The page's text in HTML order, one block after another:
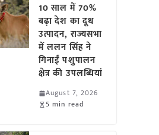
10 साल में 70%
बढ़ा देश का दूध
उत्पादन, राज्यसभा
में ललन सिंह ने
गिनाईं पशुपालन
क्षेत्र की उपलब्धियां
August 7, 2026
5 min read